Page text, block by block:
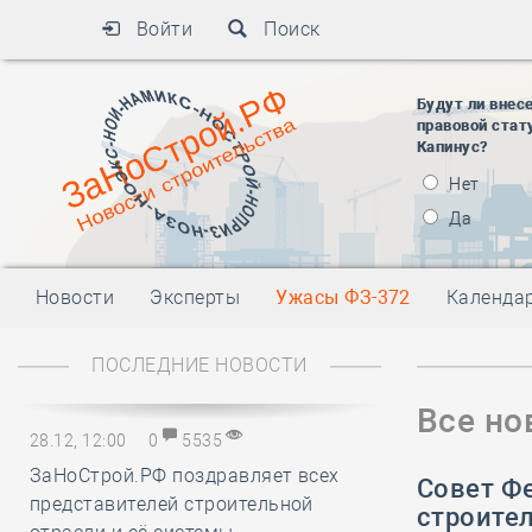
Войти Поиск
Будут ли
правовой
Капинус?
Нет
Да
Новости Эксперты Ужасы ФЗ-372
ПОСЛЕДНИЕ НОВОСТИ
28.12, 12:00 0 5535
ЗаНоСтрой.РФ поздравляет всех
представителей строительной
Все
Совет